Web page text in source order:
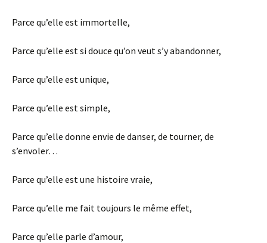
Parce qu’elle est immortelle,
Parce qu’elle est si douce qu’on veut s’y abandonner,
Parce qu’elle est unique,
Parce qu’elle est simple,
Parce qu’elle donne envie de danser, de tourner, de
s’envoler…
Parce qu’elle est une histoire vraie,
Parce qu’elle me fait toujours le même effet,
Parce qu’elle parle d’amour,